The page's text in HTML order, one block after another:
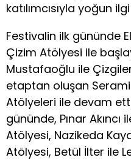
katılımcısıyla yoğun
Festivalin ilk gününde
Çizim Atölyesi ile
Mustafaoğlu ile
etaptan oluşan
Atölyeleri ile devam
gününde, Pınar
Atölyesi, Nazikeda
Atölyesi, Betül İlter ile